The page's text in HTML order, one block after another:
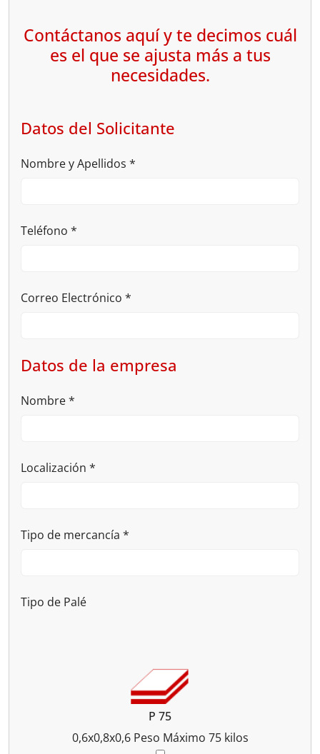
Contáctanos aquí y te decimos cuál
es el que se ajusta más a tus
necesidades.
Datos del Solicitante
Nombre y Apellidos *
Teléfono *
Correo Electrónico *
Datos de la empresa
Nombre*
Localización *
Tipo de mercancía *
Tipo de Palé
P 75
0,6x0,8x0,6 Peso Máximo 75 kilos